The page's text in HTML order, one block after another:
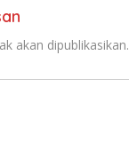
akan dipublikasikan.